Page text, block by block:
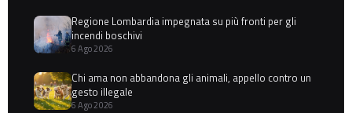
Regione Lombardia impegnata su più fronti per gli
incendi boschivi
6 Ago 2026
Chi ama non abbandona gli animali, appello contro un
gesto illegale
6 Ago 2026